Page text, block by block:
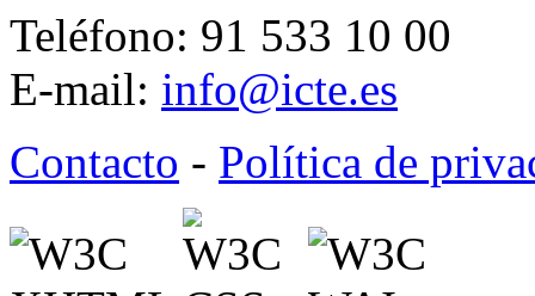
Teléfono: 91 533 10 00
E-mail: info@icte.es
Contacto - Política de